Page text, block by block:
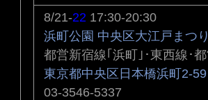
8/21-22 17:30-20:30
浜町公園 中央区大江戸まつ
都営新宿線｢浜町｣･東西線･
東京都中央区日本橋浜町2-59
03-3546-5337